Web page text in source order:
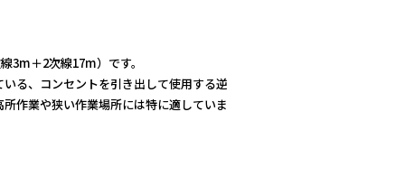
3m＋2次線17m）です。
る、コンセントを引き出して使用する逆
作業や狭い作業場所には特に適していま